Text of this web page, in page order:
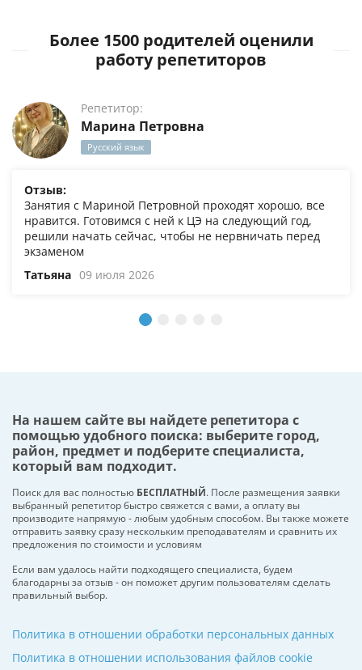
Более 1500 родителей оценили
работу репетиторов
Репетитор:
Марина Петровна
Русский язык
Отзыв:
Занятия с Мариной Петровной проходят хорошо, все
нравится. Готовимся с ней к ЦЭ на следующий год,
решили начать сейчас, чтобы не нервничать перед
экзаменом
Татьяна 09 июля 2026
На нашем сайте вы найдете репетитора с
помощью удобного поиска: выберите город,
район, предмет и подберите специалиста,
который вам подходит.
Поиск для вас полностью БЕСПЛАТНЫЙ. После размещения заявки
выбранный репетитор быстро свяжется с вами, а оплату вы
производите напрямую - любым удобным способом. Вы также можете
отправить заявку сразу нескольким преподавателям и сравнить их
предложения по стоимости и условиям
Если вам удалось найти подходящего специалиста, будем
благодарны за отзыв - он поможет другим пользователям сделать
правильный выбор.
Политика в отношении обработки персональных данных
Политика в отношении использования файлов cookie